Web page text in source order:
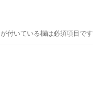
が付いている欄は必須項目です